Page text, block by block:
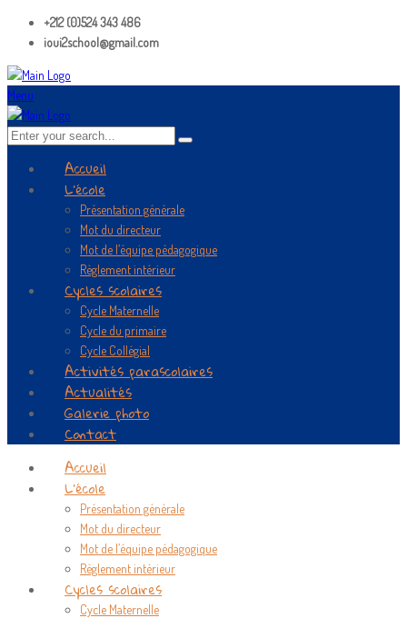
+212 (0)524 343 486
ioui2school@gmail.com
Menu
Accueil
L’école
Présentation générale
Mot du directeur
Mot de l’équipe pédagogique
Règlement intérieur
Cycles scolaires
Cycle Maternelle
Cycle du primaire
Cycle Collégial
Activités parascolaires
Actualités
Galerie photo
Contact
Accueil
L’école
Présentation générale
Mot du directeur
Mot de l’équipe pédagogique
Règlement intérieur
Cycles scolaires
Cycle Maternelle